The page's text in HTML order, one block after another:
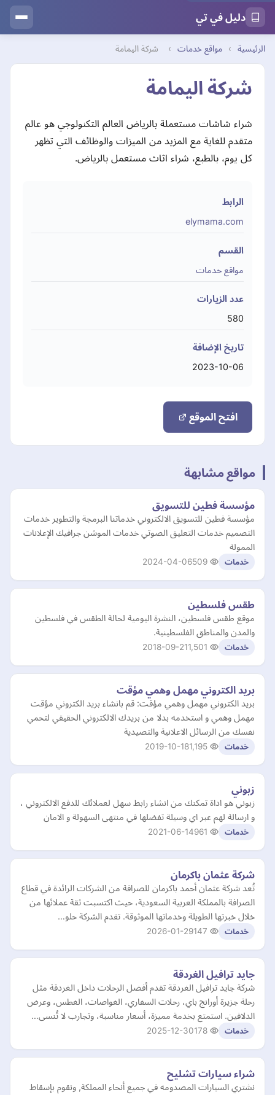
دليل في تي
الرئيسية › مواقع خدمات › شركة اليمامة
شركة اليمامة
شراء شاشات مستعملة بالرياض العالم التكنولوجي هو عالم
متقدم للغاية مع المزيد من الميزات والوظائف التي تظهر
كل يوم، بالطبع، شراء اثاث مستعمل بالرياض.
الرابط
elymama.com
القسم
مواقع خدمات
عدد الزيارات
580
تاريخ الإضافة
2023-10-06
افتح الموقع
مواقع مشابهة
مؤسسة فطين للتسويق
مؤسسة فطين للتسويق الالكتروني خدماتنا البرمجة والتطوير خدمات
التصميم خدمات التعليق الصوتي خدمات الموشن جرافيك الإعلانات
الممولة
خدمات 2024-04-06
طقس فلسطين
موقع طقس فلسطين، النشرة اليومية لحالة الطقس في فلسطين
والمدن والمناطق الفلسطينية.
خدمات 2018-09-21
بريد الكتروني مهمل وهمي مؤقت
بريد الكتروني مهمل وهمي مؤقت: قم بانشاء بريد الكتروني مؤقت
مهمل وهمي و استخدمه بدلا من بريدك الالكتروني الحقيقي لتحمي
نفسك من الرسائل الاعلانية والتصيدية
خدمات 2019-10-18
زبوني
زبوني هو اداة تمكنك من انشاء رابط سهل لعملائك للدفع الالكتروني ،
و ارسالة لهم عبر اي وسيلة تفضلها في منتهى السهولة و الامان
خدمات 2021-06-14
شركة عثمان باكرمان
تُعد شركة عثمان أحمد باكرمان للصرافة من الشركات الرائدة في قطاع
الصرافة بالمملكة العربية السعودية، حيث اكتسبت ثقة عملائها من
خلال خبرتها الطويلة وخدماتها الموثوقة. تقدم الشركة حلو…
خدمات 2026-01-29
جايد ترافيل الغردقة
شركة جايد ترافيل الغردقة تقدم أفضل الرحلات داخل الغردقة مثل
رحلة جزيرة أورانج باي، رحلات السفاري، الغواصات، الغطس، وعرض
الدلافين. استمتع بخدمة مميزة، أسعار مناسبة، وتجارب لا تُنسى…
خدمات 2025-12-30
شراء سيارات تشليح
نشتري السيارات المصدومه في جميع أنحاء المملكة, ونقوم بإسقاط